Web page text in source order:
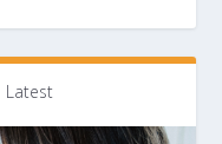
Latest